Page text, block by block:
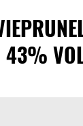
43%